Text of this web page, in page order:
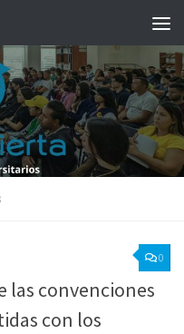
0
las convenciones
con los